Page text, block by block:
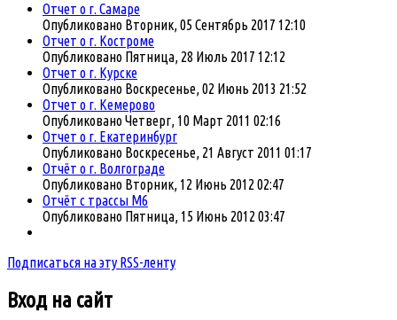
Отчет о г. Самаре
Опубликовано Вторник, 05 Сентябрь 2017 12:10
Отчет о г. Костроме
Опубликовано Пятница, 28 Июль 2017 12:12
Отчет о г. Курске
Опубликовано Воскресенье, 02 Июнь 2013 21:52
Отчет о г. Кемерово
Опубликовано Четверг, 10 Март 2011 02:16
Отчет о г. Екатеринбург
Опубликовано Воскресенье, 21 Август 2011 01:17
Отчёт о г. Волгоградe
Опубликовано Вторник, 12 Июнь 2012 02:47
Отчёт с трассы М6
Опубликовано Пятница, 15 Июнь 2012 03:47
Подписаться на эту RSS-ленту
Вход на сайт